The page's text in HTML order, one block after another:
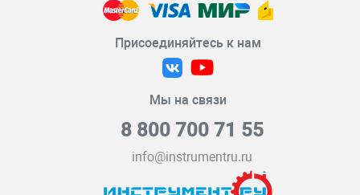
Присоединяйтесь к нам
Мы на связи
8 800 700 71 55
info@instrumentru.ru